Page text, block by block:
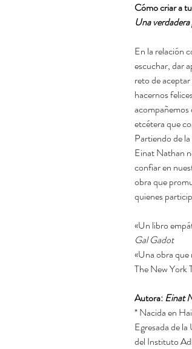
Cómo criar a
Una
En la relación
escuchar, dar
reto de
hacernos
acompañemos
etcétera que
Partiendo de
Einat Nathan
confiar en
obra que
quienes
«Un libro
Gal Gadot
«Una obra que
The New York
Autora:Einat
* Nacida en
Egresada de
del Instituto